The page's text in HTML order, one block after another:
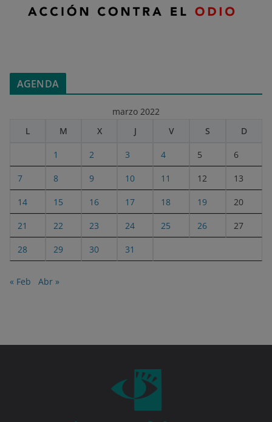
AGENDA
marzo 2022
L
M X J V S D
1 2 3 4 5 6
7 8 9 10 11 12 13
14 15 16 17 18 19 20
21 22 23 24 25 26 27
28 29 30 31
« Feb Abr »